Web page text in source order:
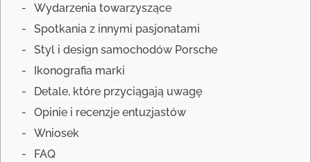
Wydarzenia towarzyszące
Spotkania z innymi pasjonatami
Styl i design samochodów Porsche
Ikonografia marki
Detale, które przyciągają uwagę
Opinie i recenzje entuzjastów
Wniosek
FAQ